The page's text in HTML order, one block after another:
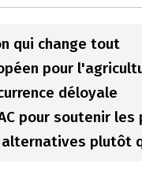
qui change tout
pour
déloyale
pour soutenir
alternatives plutôt